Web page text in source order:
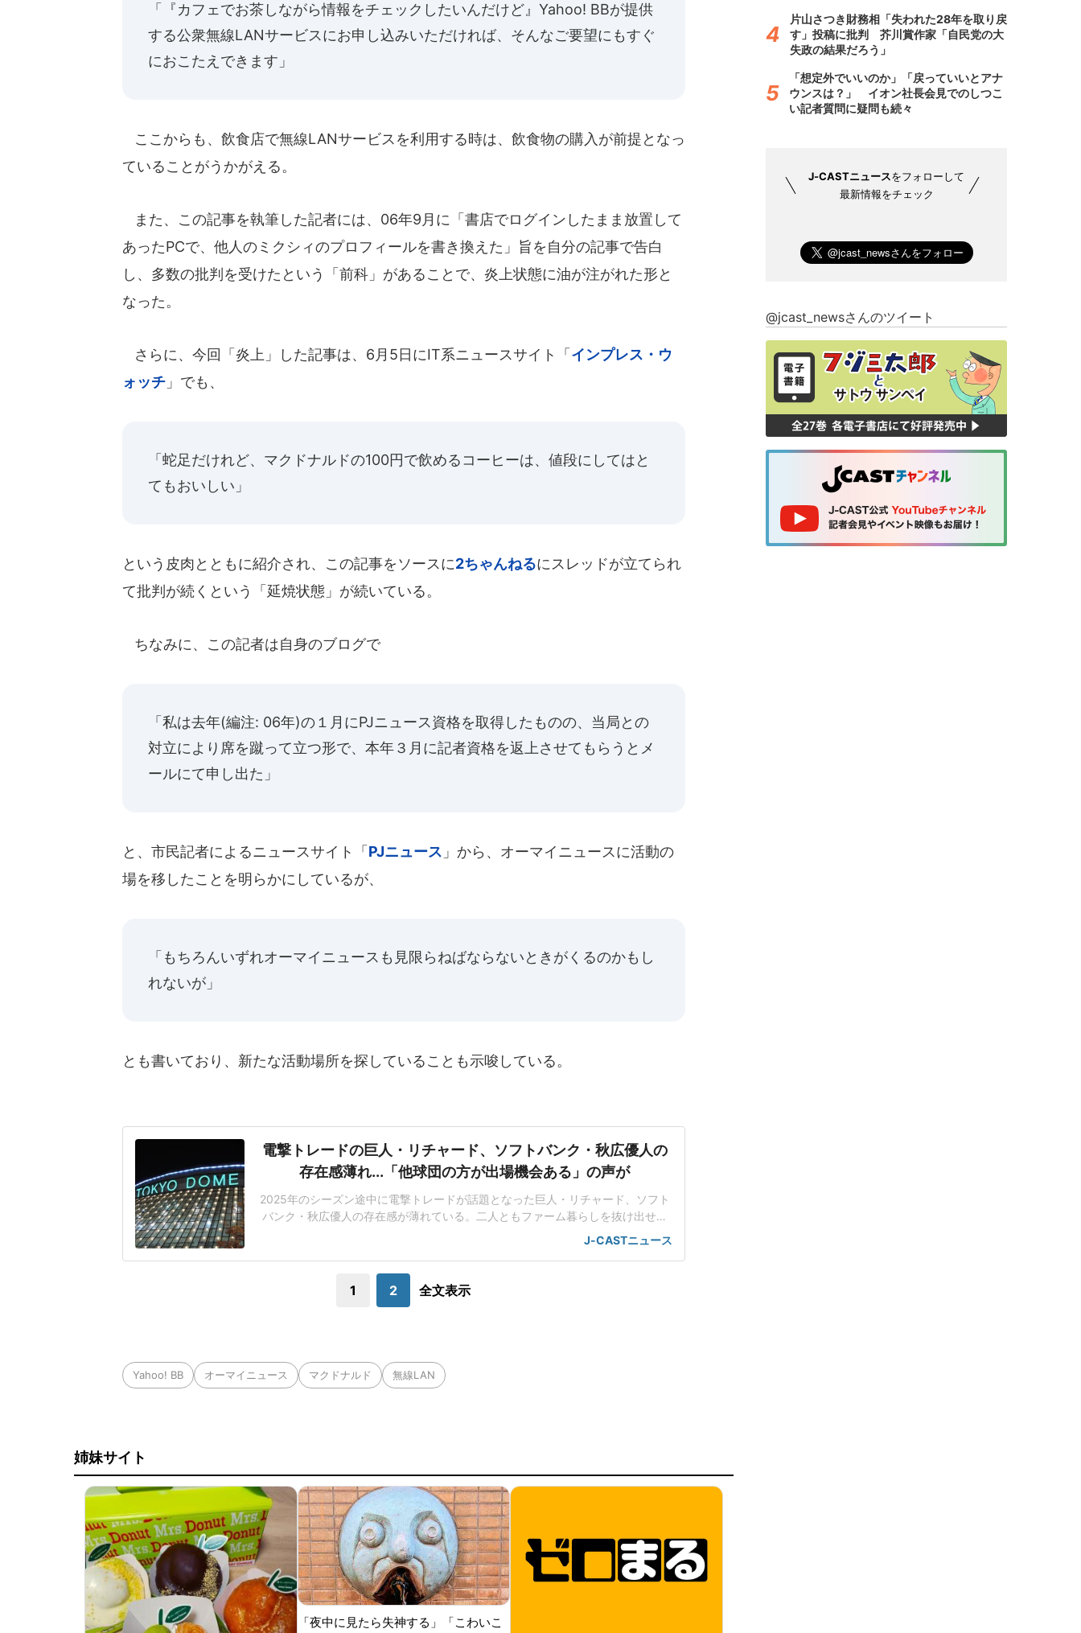
「『カフェでお茶しながら情報をチェックしたいんだけど』Yahoo! BBが提供
する公衆無線LANサービスにお申し込みいただければ、そんなご要望にもすぐ
におこたえできます」
ここからも、飲食店で無線LANサービスを利用する時は、飲食物の購入が前提となっ
ていることがうかがえる。
また、この記事を執筆した記者には、06年9月に「書店でログインしたまま放置して
あったPCで、他人のミクシィのプロフィールを書き換えた」旨を自分の記事で告白
し、多数の批判を受けたという「前科」があることで、炎上状態に油が注がれた形と
なった。
さらに、今回「炎上」した記事は、6月5日にIT系ニュースサイト「 インプレス・ウ
ォッチ 」でも、
「蛇足だけれど、マクドナルドの100円で飲めるコーヒーは、値段にしてはと
てもおいしい」
という皮肉とともに紹介され、この記事をソースに2ちゃんねるにスレッドが立てられ
て批判が続くという「延焼状態」が続いている。
ちなみに、この記者は自身のブログで
「私は去年(編注: 06年)の１月にPJニュース資格を取得したものの、当局との
対立により席を蹴って立つ形で、本年３月に記者資格を返上させてもらうとメ
ールにて申し出た」
と、市民記者によるニュースサイト「 PJニュース 」から、オーマイニュースに活動の
場を移したことを明らかにしているが、
「もちろんいずれオーマイニュースも見限らねばならないときがくるのかもし
れないが」
とも書いており、新たな活動場所を探していることも示唆している。
電撃トレードの巨人・リチャード、ソフトバンク・秋広優人の
存在感薄れ...「他球団の方が出場機会ある」の声が
2025年のシーズン途中に電撃トレードが話題となった巨人・リチャード、ソフト
バンク・秋広優人の存在感が薄れている。二人ともファーム暮らしを抜け出せな
いリチャードはソフトバンク在籍時にウエスタン・リーグで5年連続本塁打王に輝
いた長打力を評価され、秋広優人、大江竜聖と2対1のトレードで25年5月に巨人に
打点をマークした。
J-CASTニュース
1 2 全文表示
Yahoo! BB オーマイニュース マクドナルド 無線LAN
姉妹サイト
「夜中に見たら失神する」「こわいこ
片山さつき財務相「失われた28年を取り戻
す」投稿に批判 芥川賞作家「自民党の大
失政の結果だろう」
「想定外でいいのか」「戻っていいとアナ
ウンスは？」 イオン社長会見でのしつこ
い記者質問に疑問も続々
J-CASTニュースをフォローして
最新情報をチェック
@jcast_newsさんのツイート